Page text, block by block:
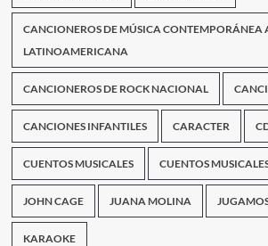
CANCIONEROS DE MÚSICA CONTEMPORÁNEA
LATINOAMERICANA
CANCIONEROS DE ROCK NACIONAL
CANCIONES INFANTILES CARACTER
CUENTOS MUSICALES CUENTOS
JOHN CAGE JUANA MOLINA
KARAOKE